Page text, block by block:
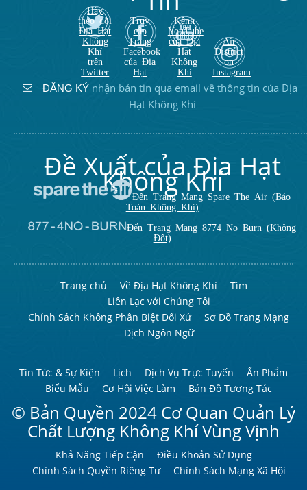
Hãy
theo dõi
Địa Hạt
Không
Khí
trên
Twitter
Truy
cập
Trang
Facebook
của Địa
Hạt
Kênh
YouTube
của Địa
Hạt
Không
Khí
Air
District
on
Instagram
ĐĂNG KÝnhận bản tin qua email về thông tin của Địa
Hạt Không Khí
Đề Xuất của Địa Hạt
Không Khí
Đến Trang Mạng Spare The Air (Bảo
Toàn Không Khí)
Đến Trang Mạng 8774 No Burn (Không
Đốt)
Trang chủ Về Địa Hạt Không Khí
Tìm
Liên Lạc với Chúng Tôi
Chính Sách Không Phân Biệt Đối Xử
Sơ Đồ Trang Mạng
Dịch Ngôn Ngữ
Tin Tức & Sự Kiện Lịch Dịch Vụ Trực Tuyến
Ấn Phẩm
Biểu Mẫu
Cơ Hội Việc Làm Bản Đồ Tương Tác
© Bản Quyền 2024 Cơ Quan Quản Lý
Chất Lượng Không Khí Vùng Vịnh
Khả Năng Tiếp Cận
Điều Khoản Sử Dụng
Chính Sách Quyền Riêng Tư
Chính Sách Mạng Xã Hội